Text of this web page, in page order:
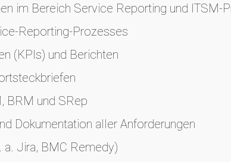
im Bereich Service Reporting und
(KPIs) und Berichten
BRM und SRep
Dokumentation aller Anforderungen
Jira, BMC Remedy)